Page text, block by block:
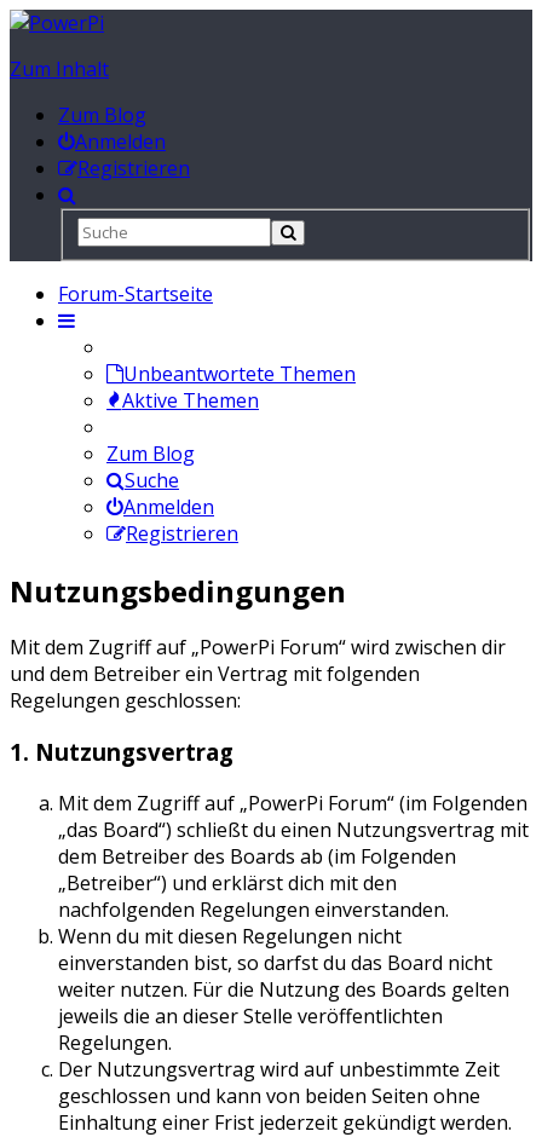
Zum Inhalt
Zum Blog
Anmelden
Registrieren
Forum-Startseite
Unbeantwortete Themen
Aktive Themen
Zum Blog
Suche
Anmelden
Registrieren
Nutzungsbedingungen
Mit dem Zugriff auf „PowerPi Forum“ wird zwischen dir
und dem Betreiber ein Vertrag mit folgenden
Regelungen geschlossen:
1. Nutzungsvertrag
Mit dem Zugriff auf „PowerPi Forum“ (im Folgenden
„das Board“) schließt du einen Nutzungsvertrag mit
dem Betreiber des Boards ab (im Folgenden
„Betreiber“) und erklärst dich mit den
nachfolgenden Regelungen einverstanden.
Wenn du mit diesen Regelungen nicht
einverstanden bist, so darfst du das Board nicht
weiter nutzen. Für die Nutzung des Boards gelten
jeweils die an dieser Stelle veröffentlichten
Regelungen.
Der Nutzungsvertrag wird auf unbestimmte Zeit
geschlossen und kann von beiden Seiten ohne
Einhaltung einer Frist jederzeit gekündigt werden.